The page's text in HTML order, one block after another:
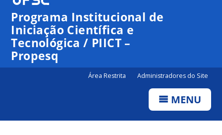
Canais
Programa Institucional de
Iniciação Científica e
Tecnológica / PIICT –
Propesq
Área Restrita Administradores do Site
MENU